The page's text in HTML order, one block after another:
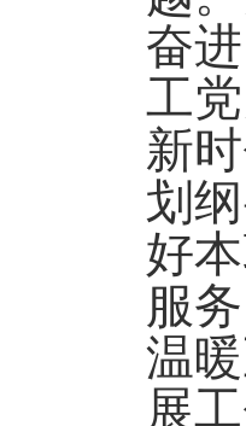
奋
工
新
划
好
服
温
展